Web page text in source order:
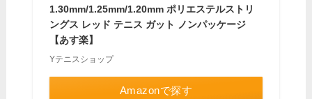
1.30mm/1.25mm/1.20mm ポリエステルストリ
ングス レッド テニス ガット ノンパッケージ
【あす楽】
Yテニスショップ
Amazonで探す